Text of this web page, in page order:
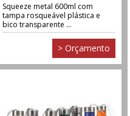
Squeeze metal 600ml com
tampa rosqueável plástica e
bico transparente ...
> Orçamento